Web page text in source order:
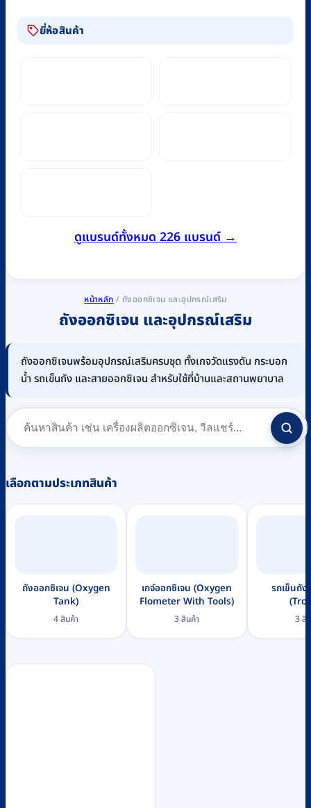
ยี่ห้อสินค้า
ดูแบรนด์ทั้งหมด 226 แบรนด์ →
หน้าหลัก / ถังออกซิเจน และอุปกรณ์เสริม
ถังออกซิเจน และอุปกรณ์เสริม
เลือกตามประเภทสินค้า
ถังออกซิเจน (Oxygen
Tank)
4 สินค้า
เกจ์ออกซิเจน (Oxygen
Flometer With Tools)
3 สินค้า
รถเข็นถัง
3 สิ
ถังออกซิเจนพร้อมอุปกรณ์เสริมครบชุด ทั้งเกจวัดแรงดัน กระบอก
น้ำ รถเข็นถัง และสายออกซิเจน สำหรับใช้ที่บ้านและสถานพยาบาล